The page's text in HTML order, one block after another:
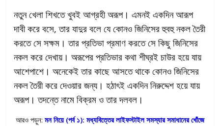
নতুন খেলা শিখতে খুবই আগ্রহী অরূপ। এমনই একদিন আরূপ
দাবী করে বসে, তার যাদুর বলে যে কোনও জিনিসের হুবহু নকল তৈরী
করতে সে সক্ষম। তার প্রতিভা প্রমাণ করতে সে কিছু জিনিসের
নকল করে দেখায়। অরূপের প্রতিভার কথা শীঘ্রই চাউর হয়ে যায়
আশেপাশে। অনেকেই তার কাছে আসতে থাকে কোনও জিনিসের
নকল তৈরী করে দেওয়ার জন্য। হঠাৎই একদিন নিরুদ্দেশ হয়ে যায়
অরূপ। তদন্তে নামে বিক্রম ও তার দলবল।
আরও পড়ুন: মন নিয়ে (পর্ব ১): মধ্যবিত্তের লাইফস্টাইল সমস্যার সমাধানের খোঁজে